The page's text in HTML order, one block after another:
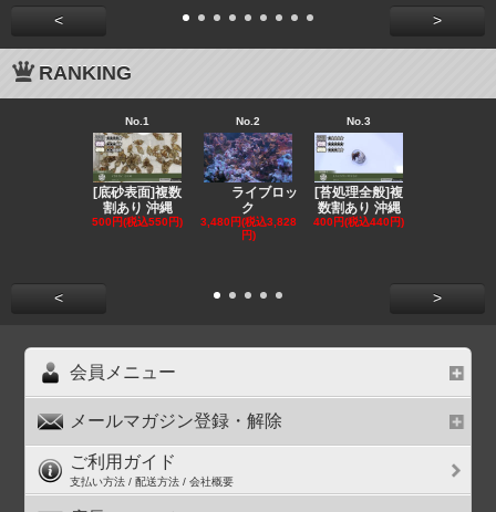
< >
RANKING
No.1
[底砂表面]複数
割あり 沖縄
500円(税込550円)
No.2
ライブロッ
ク
3,480円(税込3,828
円)
No.3
[苔処理全般]複
数割あり 沖縄
400円(税込440円)
< >
会員メニュー
メールマガジン登録・解除
ご利用ガイド
支払い方法 / 配送方法 / 会社概要